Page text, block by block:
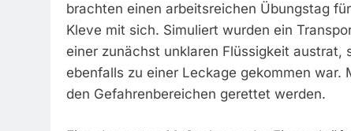
brachten einen arbeitsreichen Übungstag
Kleve mit sich. Simuliert wurden ein
einer zunächst unklaren Flüssigkeit austrat,
ebenfalls zu einer Leckage gekommen
den Gefahrenbereichen gerettet werden.